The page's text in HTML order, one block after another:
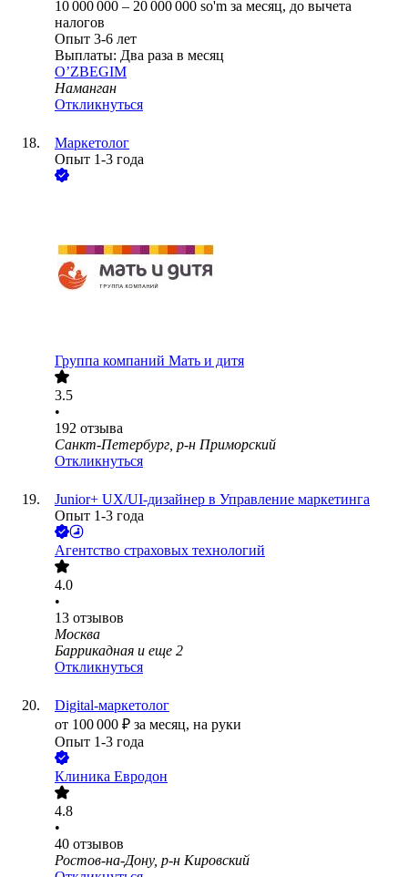
10 000 000 – 20 000 000 so'm за месяц, до вычета
налогов
Опыт 3-6 лет
Выплаты: Два раза в месяц
O’ZBEGIM
Наманган
Откликнуться
Маркетолог
Опыт 1-3 года
Группа компаний Мать и дитя
3.5
•
192 отзыва
Санкт-Петербург, р-н Приморский
Откликнуться
Junior+ UX/UI-дизайнер в Управление маркетинга
Опыт 1-3 года
Агентство страховых технологий
4.0
•
13 отзывов
Москва
Баррикадная и еще 2
Откликнуться
Digital-маркетолог
от 100 000 ₽ за месяц, на руки
Опыт 1-3 года
Клиника Евродон
4.8
•
40 отзывов
Ростов-на-Дону, р-н Кировский